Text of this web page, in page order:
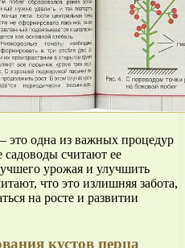
одна из важных процедур
садоводы считают ее
урожая и улучшить
что это излишняя забота,
на росте и развитии
кустов перца